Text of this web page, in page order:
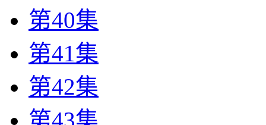
第40集
第41集
第42集
第43集